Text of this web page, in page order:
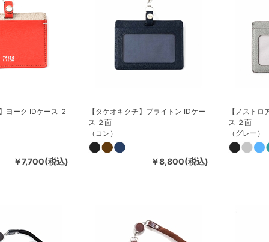
ヨーク IDケース ２
￥7,700(税込)
【タケオキクチ】ブライトン IDケー
ス ２面
（コン）
￥8,800(税込)
【ノスト
ス ２面
（グレー）